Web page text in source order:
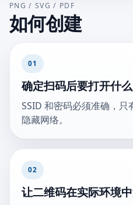
PNG / SVG / PDF
如何创建
01
确定扫码后要打开什么
SSID 和密码必须准确，
隐藏网络。
02
让二维码在实际环境